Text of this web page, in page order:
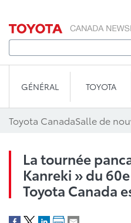
GÉNÉRAL TOYOTA
Toyota CanadaSalle de
La tournée
Kanreki » du
Toyota Canada